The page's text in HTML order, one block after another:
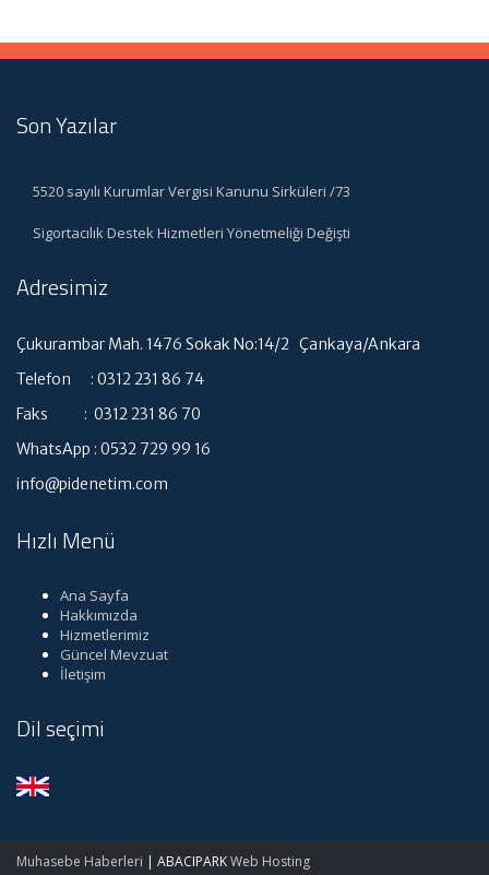
Son Yazılar
5520 sayılı Kurumlar Vergisi Kanunu Sirküleri /73
Sigortacılık Destek Hizmetleri Yönetmeliği Değişti
Adresimiz
Çukurambar Mah. 1476 Sokak No:14/2 Çankaya/Ankara
Telefon : 0312 231 86 74
Faks : 0312 231 86 70
WhatsApp : 0532 729 99 16
info@pidenetim.com
Hızlı Menü
Ana Sayfa
Hakkımızda
Hizmetlerimiz
Güncel Mevzuat
İletişim
Dil seçimi
Muhasebe Haberleri | ABACIPARKWeb Hosting